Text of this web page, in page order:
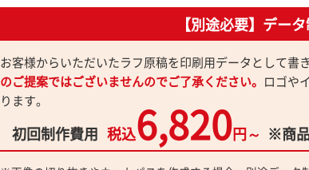
【別途必要】デー
お客様からいただいたラフ原稿を印刷用データとして書
のご提案ではございませんのでご了承ください。 ロゴや
ります。
初回制作費用 税込6,820円～ ※商